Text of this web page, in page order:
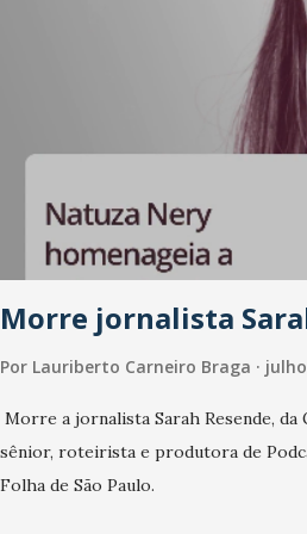
Morre jornalista
Por Lauriberto Carneiro Braga
Morre a jornalista Sarah Resende,
sênior, roteirista e produtora de
Folha de São Paulo.